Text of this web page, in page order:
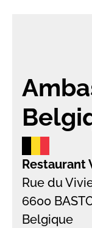
Restaurant
Rue du
6600
Belgique